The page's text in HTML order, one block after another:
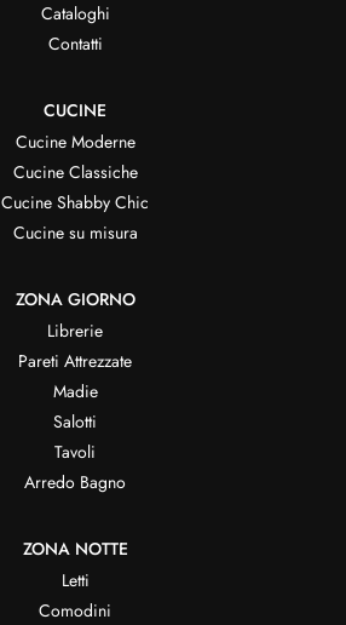
Cataloghi
Contatti
CUCINE
Cucine Moderne
Cucine Classiche
Cucine Shabby Chic
Cucine su misura
ZONA GIORNO
Librerie
Pareti Attrezzate
Madie
Salotti
Tavoli
Arredo Bagno
ZONA NOTTE
Letti
Comodini